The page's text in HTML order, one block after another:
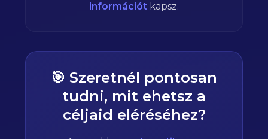
információt kapsz.
🎯 Szeretnél pontosan
tudni, mit ehetsz a
céljaid eléréséhez?